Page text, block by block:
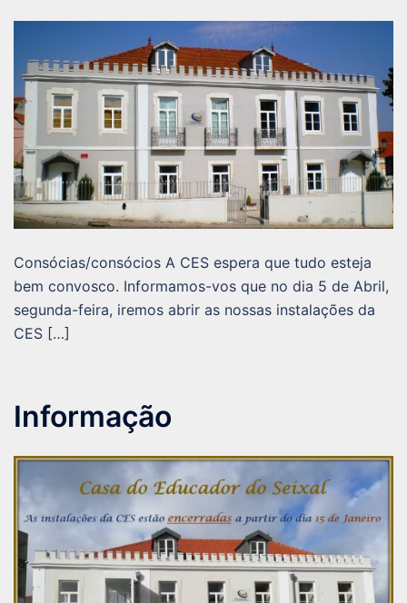
Consócias/consócios A CES espera que tudo esteja
bem convosco. Informamos-vos que no dia 5 de Abril,
segunda-feira, iremos abrir as nossas instalações da
CES […]
Informação